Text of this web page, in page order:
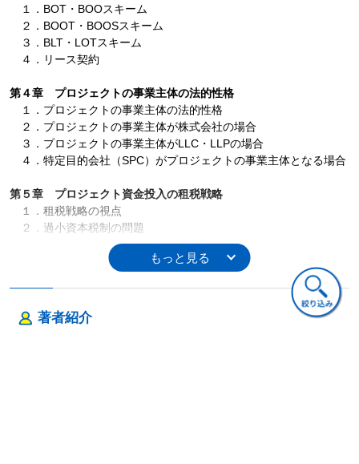
１．BOT・BOOスキーム
２．BOOT・BOOSスキーム
３．BLT・LOTスキーム
４．リース契約
第４章 プロジェクトの事業主体の法的性格
１．プロジェクトの事業主体の法的性格
２．プロジェクトの事業主体が株式会社の場合
３．プロジェクトの事業主体がLLC・LLPの場合
４．特定目的会社（SPC）がプロジェクトの事業主体となる場合
第５章 プロジェクト資金投入の租税戦略
１．租税戦略の視点
２．過小資本税制の問題
３．ハイブリッド・インスツルメント
第６章 プロジェクト・スキーム構築のシミュレーション（?）
１．プロジェクト・スキームの構築（?）
著者紹介